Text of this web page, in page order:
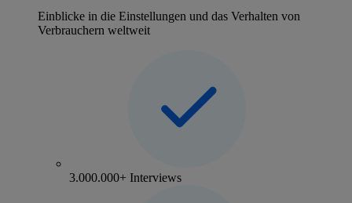
Einblicke in die Einstellungen und das Verhalten von
Verbrauchern weltweit
3.000.000+ Interviews